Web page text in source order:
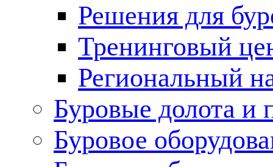
Решения для
Тренинговый
Региональный
Буровые долота и
Буровое